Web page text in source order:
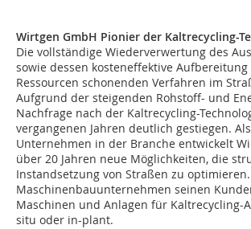
Wirtgen GmbH Pionier der Kaltrecycling-
Die vollständige Wiederverwertung des
sowie dessen kosteneffektive
Ressourcen schonenden Verfahren im
Aufgrund der steigenden Rohstoff- und
Nachfrage nach der Kaltrecycling-
vergangenen Jahren deutlich gestiegen.
Unternehmen in der Branche entwickelt
über 20 Jahren neue Möglichkeiten, die
Instandsetzung von Straßen zu
Maschinenbauunternehmen seinen
Maschinen und Anlagen für Kaltrecycling-
situ oder in-plant.